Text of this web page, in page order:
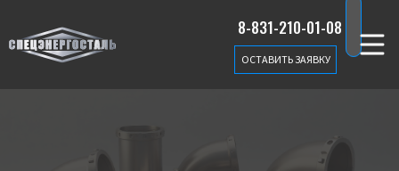
8-831-210-01-08
ОСТАВИТЬ ЗАЯВКУ